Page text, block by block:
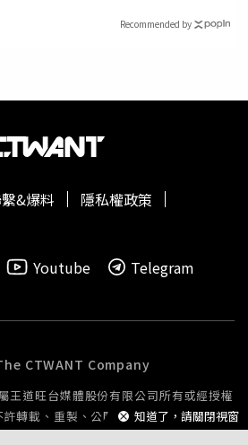
Recommended by
知道了，請關閉視窗
&爆料
隱私權政策
Youtube Telegram
CTWANT Company
王道旺台媒體股份有限公司所有或經授權
轉載、重製、公開播送或公開傳輸。